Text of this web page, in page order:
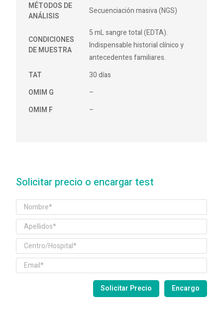
MÉTODOS DE
ANÁLISIS
Secuenciación masiva (NGS)
CONDICIONES
DE MUESTRA
5 mL sangre total (EDTA).
Indispensable historial clínico y
antecedentes familiares.
TAT
30 días
OMIM G
–
OMIM F
–
Solicitar precio o encargar test